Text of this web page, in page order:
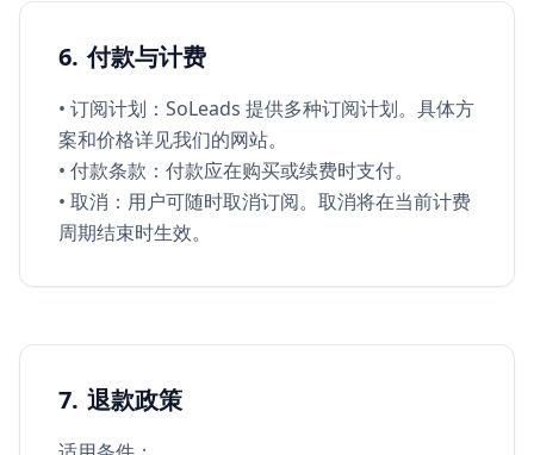
6. 付款与计费
• 订阅计划：SoLeads 提供多种订阅计划。具体方
案和价格详见我们的网站。
• 付款条款：付款应在购买或续费时支付。
• 取消：用户可随时取消订阅。取消将在当前计费
周期结束时生效。
7. 退款政策